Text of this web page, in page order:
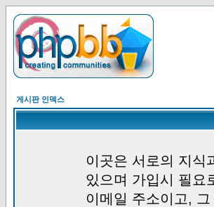
게시판 인덱스
이곳은 서로의 지식
있으며 가입시 필요
이메일 주소이고,